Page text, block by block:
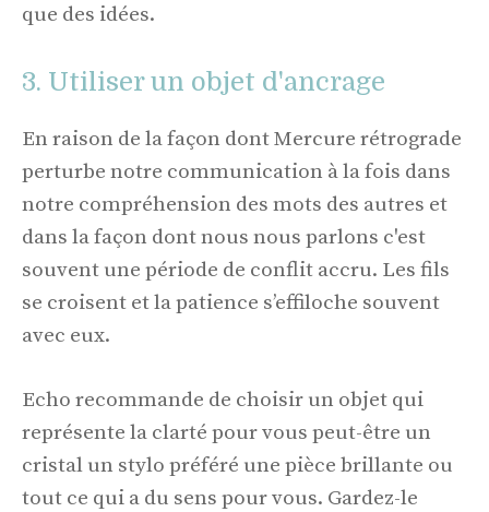
que des idées.
3. Utiliser un objet d'ancrage
En raison de la façon dont Mercure rétrograde
perturbe notre communication à la fois dans
notre compréhension des mots des autres et
dans la façon dont nous nous parlons c'est
souvent une période de conflit accru. Les fils
se croisent et la patience s’effiloche souvent
avec eux.
Echo recommande de choisir un objet qui
représente la clarté pour vous peut-être un
cristal un stylo préféré une pièce brillante ou
tout ce qui a du sens pour vous. Gardez-le